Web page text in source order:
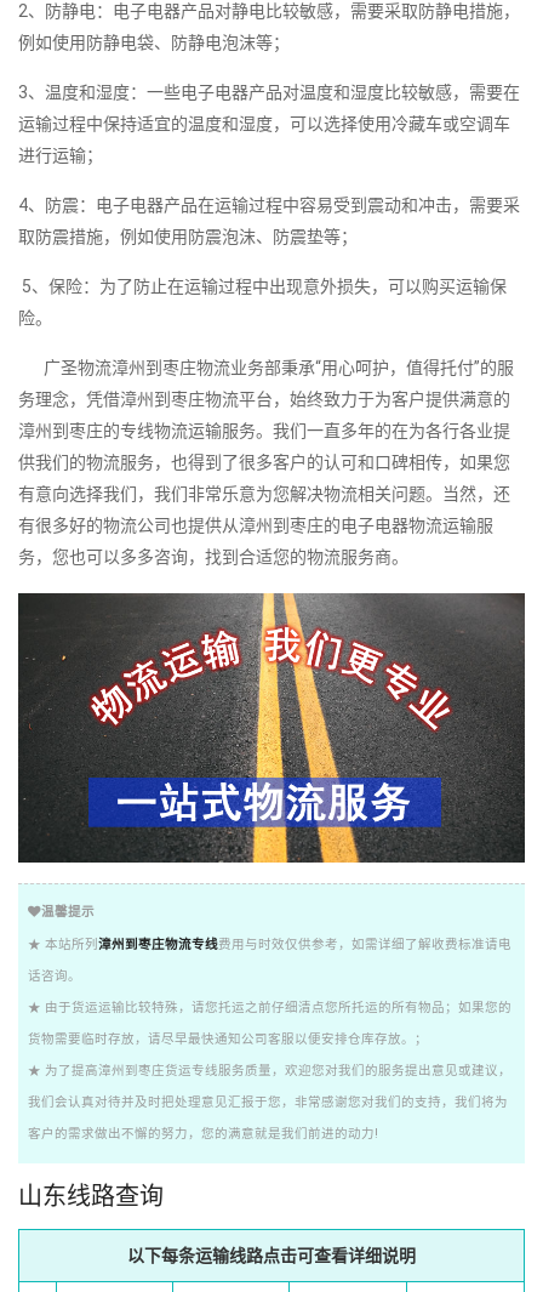
2、防静电：电子电器产品对静电比较敏感，需要采取防静电措施，
例如使用防静电袋、防静电泡沫等；
3、温度和湿度：一些电子电器产品对温度和湿度比较敏感，需要在
运输过程中保持适宜的温度和湿度，可以选择使用冷藏车或空调车
进行运输；
4、防震：电子电器产品在运输过程中容易受到震动和冲击，需要采
取防震措施，例如使用防震泡沫、防震垫等；
5、保险：为了防止在运输过程中出现意外损失，可以购买运输保
险。
广圣物流漳州到枣庄物流业务部秉承“用心呵护，值得托付”的服
务理念，凭借漳州到枣庄物流平台，始终致力于为客户提供满意的
漳州到枣庄的专线物流运输服务。我们一直多年的在为各行各业提
供我们的物流服务，也得到了很多客户的认可和口碑相传，如果您
有意向选择我们，我们非常乐意为您解决物流相关问题。当然，还
有很多好的物流公司也提供从漳州到枣庄的电子电器物流运输服
务，您也可以多多咨询，找到合适您的物流服务商。
温馨提示
★ 本站所列 漳州到枣庄物流专线费用与时效仅供参考，如需详细了解收费标准请电
话咨询。
★ 由于货运运输比较特殊，请您托运之前仔细清点您所托运的所有物品；如果您的
货物需要临时存放，请尽早最快通知公司客服以便安排仓库存放。；
★ 为了提高漳州到枣庄货运专线服务质量，欢迎您对我们的服务提出意见或建议，
我们会认真对待并及时把处理意见汇报于您，非常感谢您对我们的支持，我们将为
客户的需求做出不懈的努力，您的满意就是我们前进的动力!
山东线路查询
以下每条运输线路点击可查看详细说明